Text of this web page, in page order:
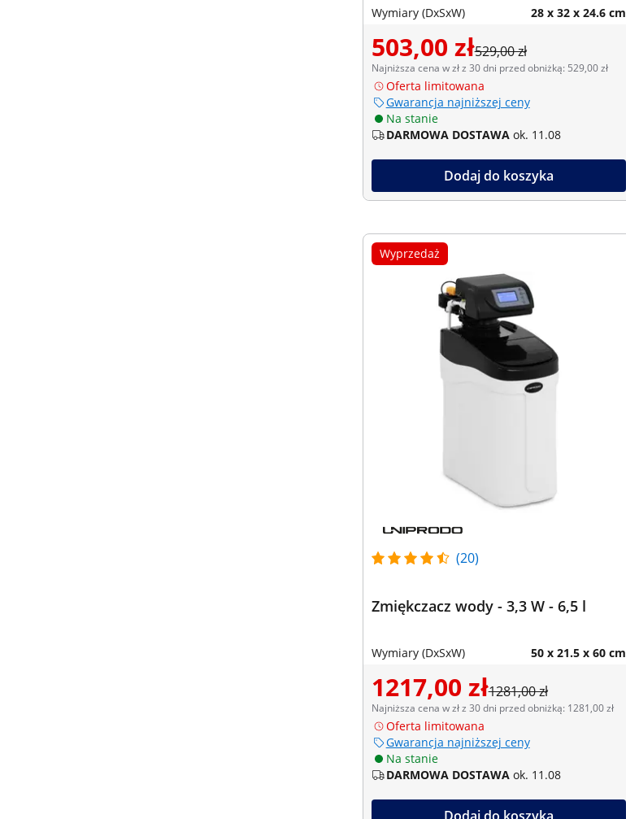
Wymiary (DxSxW) 28 x 32 x 24.6 cm
503,00 zł529,00 zł
Najniższa cena w zł z 30 dni przed obniżką: 529,00 zł
Oferta limitowana
Gwarancja najniższej ceny
Na stanie
DARMOWA DOSTAWA ok. 11.08
Dodaj do koszyka
Wyprzedaż
(20)
Zmiękczacz wody - 3,3 W - 6,5 l
Wymiary (DxSxW) 50 x 21.5 x 60 cm
1217,00 zł1281,00 zł
Najniższa cena w zł z 30 dni przed obniżką: 1281,00 zł
Oferta limitowana
Gwarancja najniższej ceny
Na stanie
DARMOWA DOSTAWA ok. 11.08